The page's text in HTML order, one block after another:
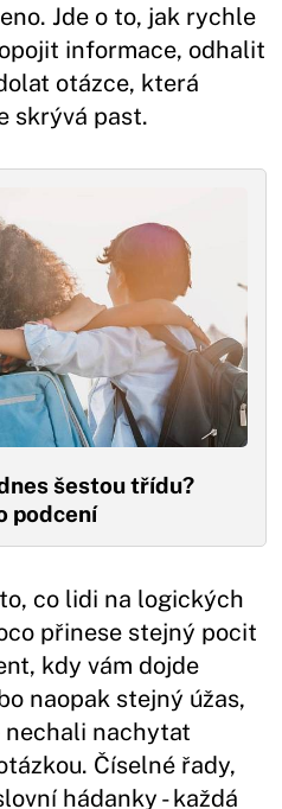
Jde o to, jak rychle
informace, odhalit
otázce, která
skrývá past.
šestou třídu?
podcení
co lidi na logických
přinese stejný pocit
kdy vám dojde
naopak stejný úžas,
nechali nachytat
Číselné řady,
hádanky - každá